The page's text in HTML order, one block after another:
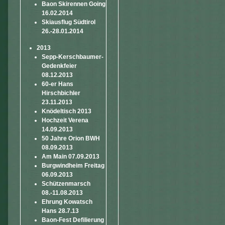
Baon Skirennen Going
16.02.2014
Skiausflug Südtirol
26.-28.01.2014
2013
Sepp-Kerschbaumer-
Gedenkfeier
08.12.2013
60-er Hans
Hirschbichler
23.11.2013
Knödeltisch 2013
Hochzeit Verena
14.09.2013
50 Jahre Orion BWH
08.09.2013
Am Main 07.09.2013
Burgwindheim Freitag
06.09.2013
Schützenmarsch
08.-11.08.2013
Ehrung Kowatsch
Hans 28.7.13
Baon-Fest Defilierung